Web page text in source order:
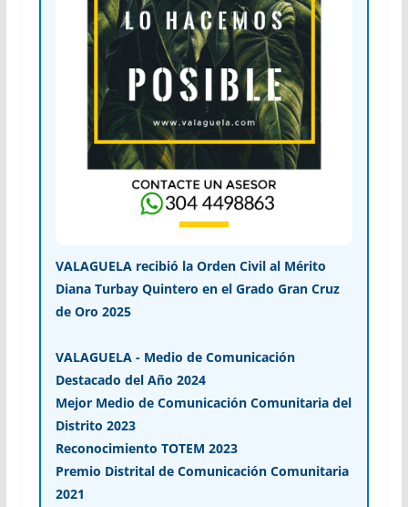
VALAGUELA recibió la Orden Civil al Mérito
Diana Turbay Quintero en el Grado Gran Cruz
de Oro 2025
VALAGUELA - Medio de Comunicación
Destacado del Año 2024
Mejor Medio de Comunicación Comunitaria del
Distrito 2023
Reconocimiento TOTEM 2023
Premio Distrital de Comunicación Comunitaria
2021